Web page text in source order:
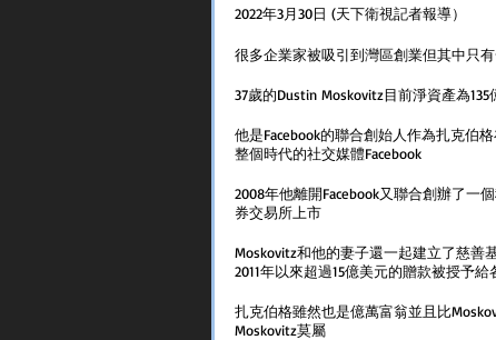
2022年3月30日 (天下衛視記者報導）
很多企業家被吸引到灣區創業但其中只
37歲的Dustin Moskovitz目前淨資產為
他是Facebook的聯合創始人作為扎克伯
整個時代的社交媒體Facebook
2008年他離開Facebook又聯合創辦了一
券交易所上市
Moskovitz和他的妻子還一起建立了慈善
2011年以來超過15億美元的贈款被授予
扎克伯格雖然也是億萬富翁並且比
Moskovitz莫屬